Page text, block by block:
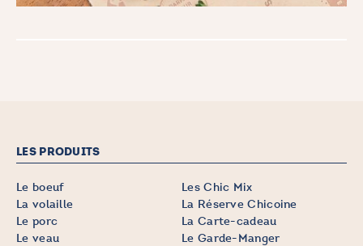
LES PRODUITS
Le boeuf
La volaille
Le porc
Le veau
Les Chic Mix
La Réserve Chicoine
La Carte-cadeau
Le Garde-Manger